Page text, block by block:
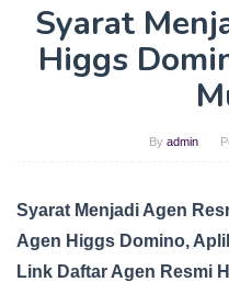
Syarat
Higgs
By admin
Syarat Menjadi Agen
Agen Higgs Domino,
Link Daftar Agen Resmi